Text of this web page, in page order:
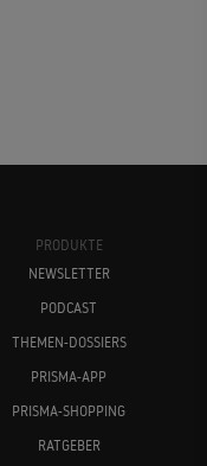
PRODUKTE
NEWSLETTER
PODCAST
THEMEN-DOSSIERS
PRISMA-APP
PRISMA-SHOPPING
RATGEBER